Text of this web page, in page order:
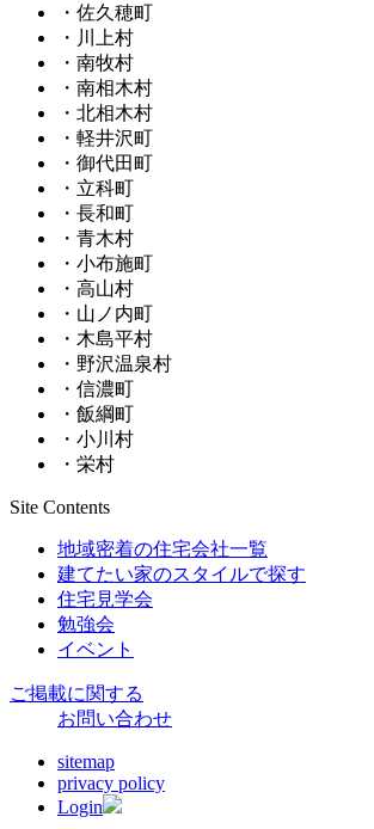
・佐久穂町
・川上村
・南牧村
・南相木村
・北相木村
・軽井沢町
・御代田町
・立科町
・長和町
・青木村
・小布施町
・高山村
・山ノ内町
・木島平村
・野沢温泉村
・信濃町
・飯綱町
・小川村
・栄村
Site Contents
地域密着の住宅会社一覧
建てたい家のスタイルで探す
住宅見学会
勉強会
イベント
ご掲載に関する
お問い合わせ
sitemap
privacy policy
Login